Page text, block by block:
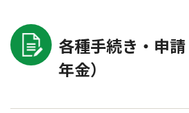
各種手続き・申
年金）